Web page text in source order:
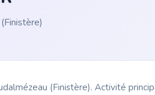
(Finistère). Activité